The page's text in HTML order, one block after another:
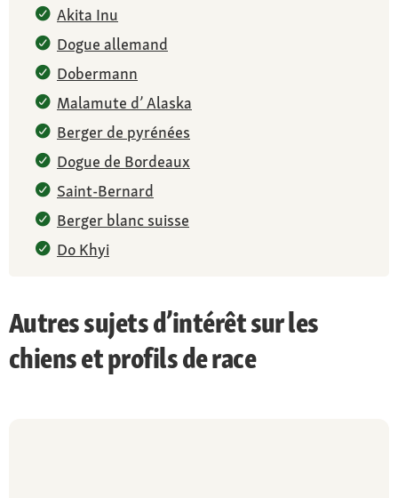
Akita Inu
Dogue allemand
Dobermann
Malamute d’ Alaska
Berger de pyrénées
Dogue de Bordeaux
Saint-Bernard
Berger blanc suisse
Do Khyi
Autres sujets d’intérêt sur les
chiens et profils de race